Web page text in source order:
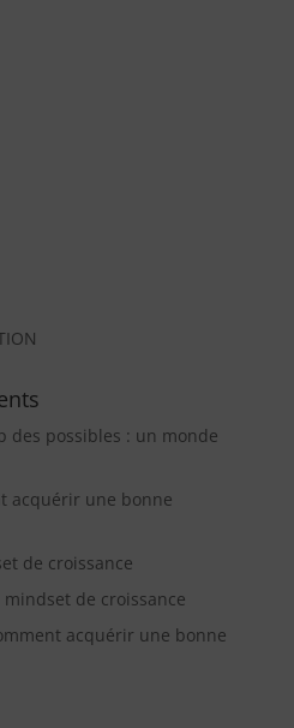
des possibles : un monde
acquérir une bonne
de croissance
mindset de croissance
acquérir une bonne